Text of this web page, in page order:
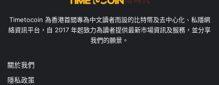
Timetocoin 為香港首間專為中文讀者而設的比特幣及去中心化、私隱網
絡資訊平台，自 2017 年起致力為讀者提供最新市場資訊及服務，並分享
我們的願景。
關於我們
隱私政策